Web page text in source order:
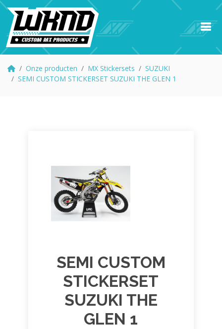
Onze producten MX Stickersets
SUZUKI
SEMI CUSTOM STICKERSET SUZUKI THE GLEN 1
SEMI CUSTOM
STICKERSET
SUZUKI THE
GLEN 1